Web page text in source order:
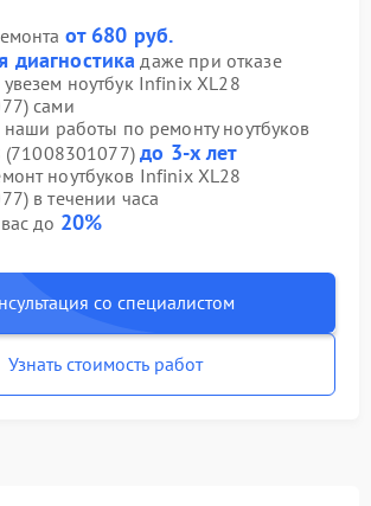
от 680 руб.
диагностика даже при отказе
ноутбук Infinix XL28
сами
наши работы по ремонту ноутбуков
(71008301077)до 3-х лет
ноутбуков Infinix XL28
в течении часа
до 20%
со специалистом
Узнать стоимость работ